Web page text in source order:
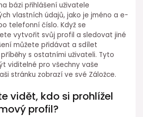
bázi přihlášení uživatele
vlastních údajů, jako je jméno a e-
telefonní číslo. Když se
vytvořit svůj profil a sledovat jiné
můžete přidávat a sdílet
s ostatními uživateli. Tyto
viditelné pro všechny vaše
stránku zobrazí ve své Záložce.
vidět, kdo si prohlížel
profil?